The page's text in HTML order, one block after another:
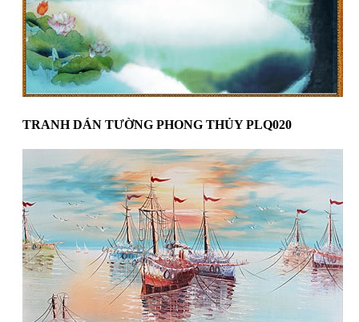
TRANH DÁN TƯỜNG PHONG THỦY PLQ020